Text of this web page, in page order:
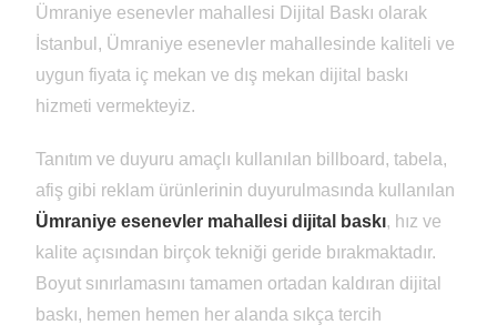
Ümraniye esenevler mahallesi Dijital Baskı olarak
İstanbul, Ümraniye esenevler mahallesinde kaliteli ve
uygun fiyata iç mekan ve dış mekan dijital baskı
hizmeti vermekteyiz.
Tanıtım ve duyuru amaçlı kullanılan billboard, tabela,
afiş gibi reklam ürünlerinin duyurulmasında kullanılan
Ümraniye esenevler mahallesi dijital baskı, hız ve
kalite açısından birçok tekniği geride bırakmaktadır.
Boyut sınırlamasını tamamen ortadan kaldıran dijital
baskı, hemen hemen her alanda sıkça tercih